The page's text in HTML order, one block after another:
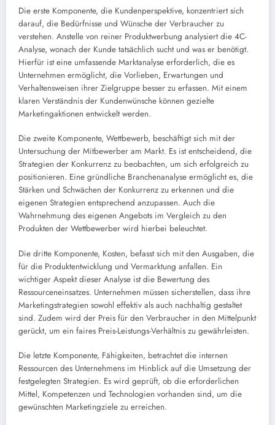
Die erste Komponente, die Kundenperspektive, konzentriert sich
darauf, die Bedürfnisse und Wünsche der Verbraucher zu
verstehen. Anstelle von reiner Produktwerbung analysiert die 4C-
Analyse, wonach der Kunde tatsächlich sucht und was er benötigt.
Hierfür ist eine umfassende Marktanalyse erforderlich, die es
Unternehmen ermöglicht, die Vorlieben, Erwartungen und
Verhaltensweisen ihrer Zielgruppe besser zu erfassen. Mit einem
klaren Verständnis der Kundenwünsche können gezielte
Marketingaktionen entwickelt werden.
Die zweite Komponente, Wettbewerb, beschäftigt sich mit der
Untersuchung der Mitbewerber am Markt. Es ist entscheidend, die
Strategien der Konkurrenz zu beobachten, um sich erfolgreich zu
positionieren. Eine gründliche Branchenanalyse ermöglicht es, die
Stärken und Schwächen der Konkurrenz zu erkennen und die
eigenen Strategien entsprechend anzupassen. Auch die
Wahrnehmung des eigenen Angebots im Vergleich zu den
Produkten der Wettbewerber wird hierbei beleuchtet.
Die dritte Komponente, Kosten, befasst sich mit den Ausgaben, die
für die Produktentwicklung und Vermarktung anfallen. Ein
wichtiger Aspekt dieser Analyse ist die Bewertung des
Ressourceneinsatzes. Unternehmen müssen sicherstellen, dass ihre
Marketingstrategien sowohl effektiv als auch nachhaltig gestaltet
sind. Zudem wird der Preis für den Verbraucher in den Mittelpunkt
gerückt, um ein faires Preis-Leistungs-Verhältnis zu gewährleisten.
Die letzte Komponente, Fähigkeiten, betrachtet die internen
Ressourcen des Unternehmens im Hinblick auf die Umsetzung der
festgelegten Strategien. Es wird geprüft, ob die erforderlichen
Mittel, Kompetenzen und Technologien vorhanden sind, um die
gewünschten Marketingziele zu erreichen.